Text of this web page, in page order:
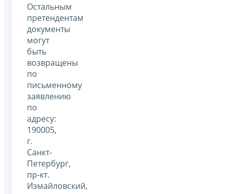
Остальным
претендентам
документы
могут
быть
возвращены
по
письменному
заявлению
по
адресу:
190005,
г.
Санкт-
Петербург,
пр-кт.
Измайловский,